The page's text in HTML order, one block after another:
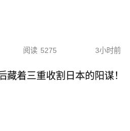
阅读 5275 3小时前
藏着三重收割日本的阳谋！